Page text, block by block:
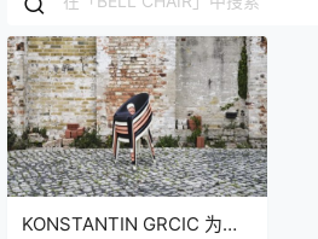
KONSTANTIN GRCIC 为